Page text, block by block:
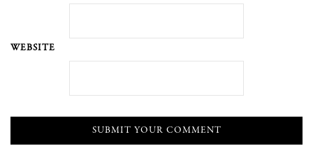
WEBSITE